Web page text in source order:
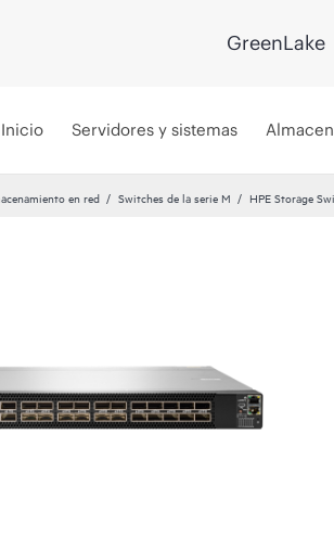
GreenLake
Inicio Servidores y sistemas
en red Switches de la serie M HPE Storage